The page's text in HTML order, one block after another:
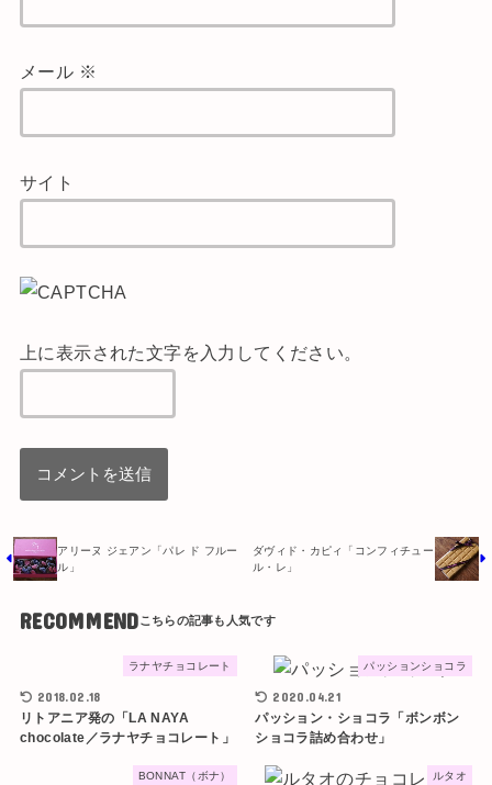
メール ※
サイト
上に表示された文字を入力してください。
アリーヌ ジェアン「パレ ド フルー
ル」
ダヴィド・カピィ「コンフィチュー
ル・レ」
RECOMMEND
ラナヤチョコレート
2018.02.18
リトアニア発の「LA NAYA
chocolate／ラナヤチョコレート」
パッションショコラ
2020.04.21
パッション・ショコラ「ボンボン
ショコラ詰め合わせ」
BONNAT（ボナ） ルタオ